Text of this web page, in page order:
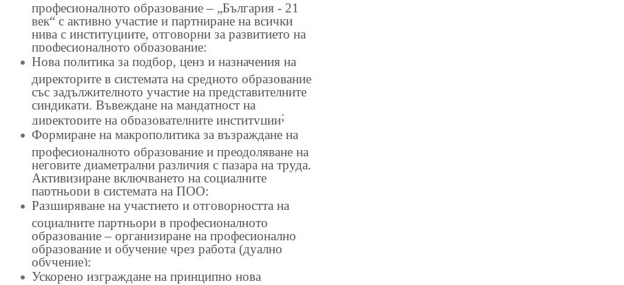
професионалното образование – „България - 21
век“ с активно участие и партниране на всички
нива с институциите, отговорни за развитието на
професионалното образование;
Нова политика за подбор, ценз и назначения на
директорите в системата на средното образование
със задължителното участие на представителните
синдикати. Въвеждане на мандатност на
директорите на образователните институции;
Формиране на макрополитика за възраждане на
професионалното образование и преодоляване на
неговите диаметрални различия с пазара на труда.
Активизиране включването на социалните
партньори в системата на ПОО;
Разширяване на участието и отговорността на
социалните партньори в професионалното
образование – организиране на професионално
образование и обучение чрез работа (дуално
обучение);
Ускорено изграждане на принципно нова